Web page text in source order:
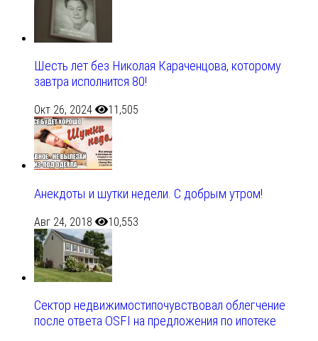
Шесть лет без Николая Караченцова, которому
завтра исполнится 80!
Окт 26, 2024 11,505
Анекдоты и шутки недели. С добрым утром!
Авг 24, 2018 10,553
Сектор недвижимостипочувствовал облегчение
после ответа OSFI на предложения по ипотеке